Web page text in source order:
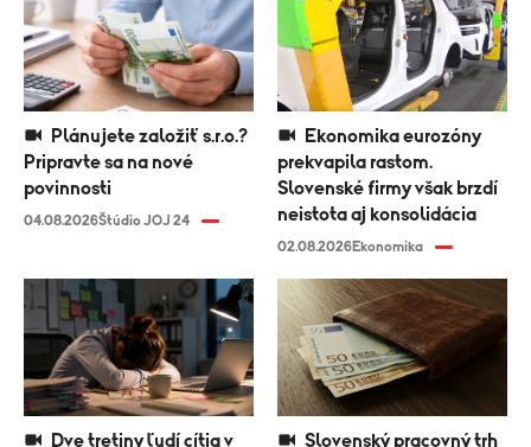
Pripravte sa na nové
povinnosti
04.08.2026Štúdio JOJ 24
prekvapila rastom.
Slovenské firmy však brzdí
neistota aj konsolidácia
02.08.2026Ekonomika